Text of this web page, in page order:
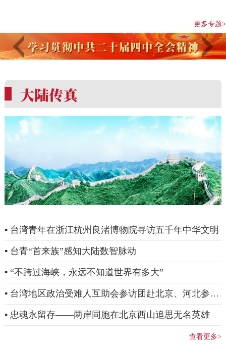
更多专题>
▪ 台湾青年在浙江杭州良渚博物院寻访五千年中华文明
▪ 台青“首来族”感知大陆数智脉动
▪ “不跨过海峡，永远不知道世界有多大”
▪ 台湾地区政治受难人互助会参访团赴北京、河北参访
交流
▪ 忠魂永留存——两岸同胞在北京西山追思无名英雄
查看更多>